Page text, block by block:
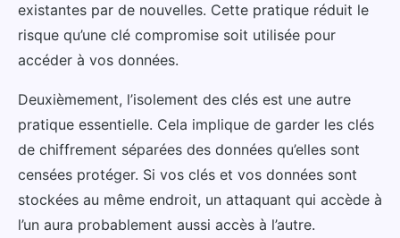
existantes par de nouvelles. Cette pratique réduit le
risque qu’une clé compromise soit utilisée pour
accéder à vos données.
Deuxièmement, l’isolement des clés est une autre
pratique essentielle. Cela implique de garder les clés
de chiffrement séparées des données qu’elles sont
censées protéger. Si vos clés et vos données sont
stockées au même endroit, un attaquant qui accède à
l’un aura probablement aussi accès à l’autre.